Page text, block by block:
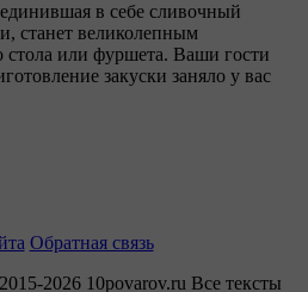
в себе сливочный
станет великолепным
или фуршета. Ваши гости
закуски заняло у вас
Обратная связь
2026 10povarov.ru Все тексты